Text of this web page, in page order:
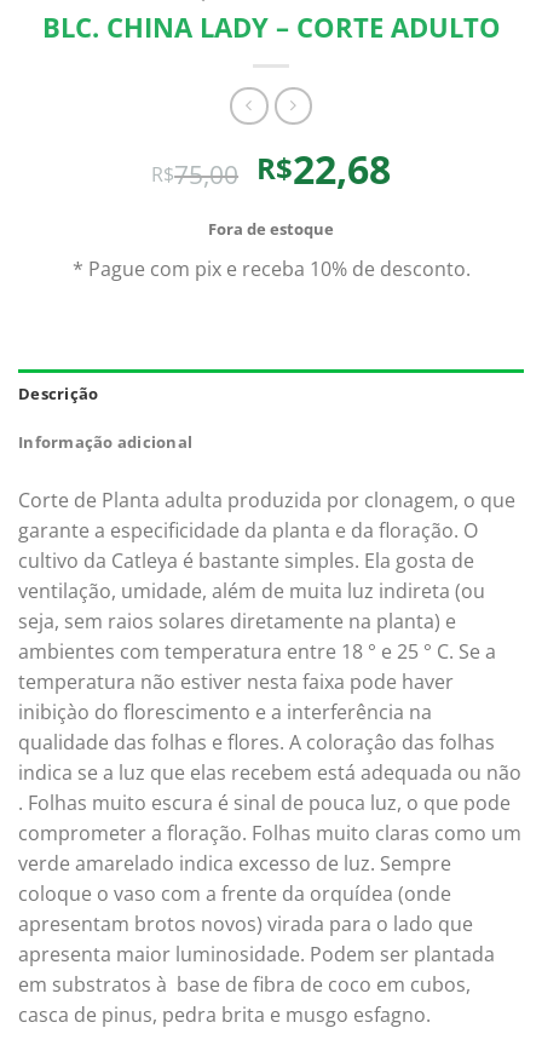
BLC. CHINA LADY – CORTE ADULTO
R$75,00 O
preço
original
era:
R$75,00.
R$22,68O
preço
é:
R$22,68.
Fora de estoque
* Pague com pix e receba 10% de desconto.
Descrição
Informação adicional
Corte de Planta adulta produzida por clonagem, o que
garante a especificidade da planta e da floração. O
cultivo da Catleya é bastante simples. Ela gosta de
ventilação, umidade, além de muita luz indireta (ou
seja, sem raios solares diretamente na planta) e
ambientes com temperatura entre 18 ° e 25 ° C. Se a
temperatura não estiver nesta faixa pode haver
inibiçào do florescimento e a interferência na
qualidade das folhas e flores. A coloraçâo das folhas
indica se a luz que elas recebem está adequada ou não
. Folhas muito escura é sinal de pouca luz, o que pode
comprometer a floração. Folhas muito claras como um
verde amarelado indica excesso de luz. Sempre
coloque o vaso com a frente da orquídea (onde
apresentam brotos novos) virada para o lado que
apresenta maior luminosidade. Podem ser plantada
em substratos à base de fibra de coco em cubos,
casca de pinus, pedra brita e musgo esfagno.